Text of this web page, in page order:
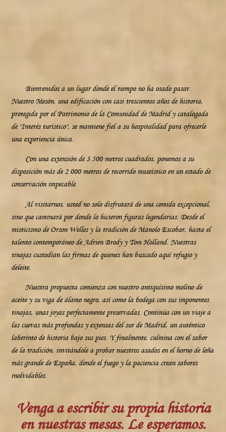
Bienvenidos a un lugar donde el tiempo no ha osado pasar.
Nuestro Mesón, una edificación con casi trescientos años de historia,
protegida por el Patrimonio de la Comunidad de Madrid y catalogada
de "Interés turístico", se mantiene fiel a su hospitalidad para ofrecerle
una experiencia única.
Con una extensión de 3.500 metros cuadrados, ponemos a su
disposición más de 2.000 metros de recorrido museístico en un estado de
conservación impecable.
Al visitarnos, usted no solo disfrutará de una comida excepcional,
sino que caminará por donde lo hicieron figuras legendarias. Desde el
misticismo de Orson Welles y la tradición de Manolo Escobar, hasta el
talento contemporáneo de Adrien Brody y Tom Holland. Nuestras
tinajas custodian las firmas de quienes han buscado aquí refugio y
deleite.
Nuestra propuesta comienza con nuestro antiquísimo molino de
aceite y su viga de álamo negro, así como la bodega con sus imponentes
tinajas, unas joyas perfectamente preservadas. Continúa con un viaje a
las cuevas más profundas y extensas del sur de Madrid, un auténtico
laberinto de historia bajo sus pies. Y finalmente, culmina con el sabor
de la tradición, invitándole a probar nuestros asados en el horno de leña
más grande de España, donde el fuego y la paciencia crean sabores
inolvidables.
Venga a escribir su propia historia
en nuestras mesas. Le esperamos.